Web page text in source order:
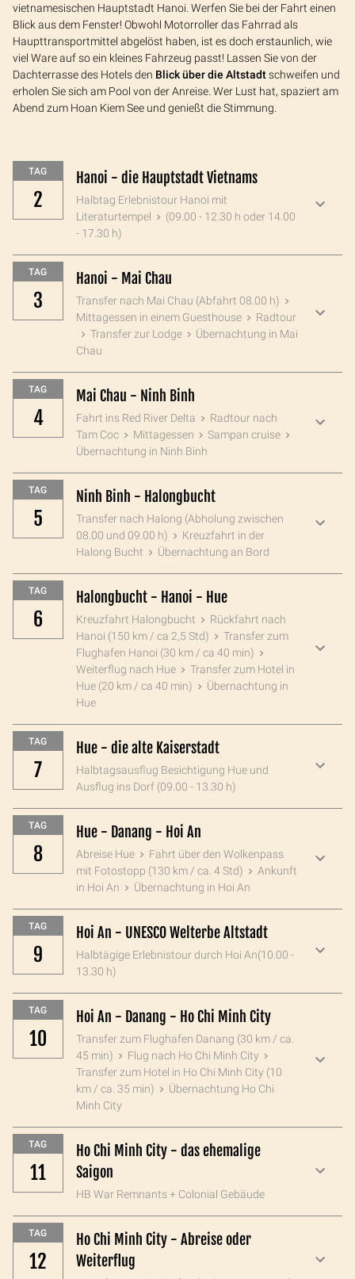
vietnamesischen Hauptstadt Hanoi. Werfen Sie bei der Fahrt einen
Blick aus dem Fenster! Obwohl Motorroller das Fahrrad als
Haupttransportmittel abgelöst haben, ist es doch erstaunlich, wie
viel Ware auf so ein kleines Fahrzeug passt! Lassen Sie von der
Dachterrasse des Hotels den Blick über die Altstadtschweifen und
erholen Sie sich am Pool von der Anreise. Wer Lust hat, spaziert am
Abend zum Hoan Kiem See und genießt die Stimmung.
TAG
2
Hanoi - die Hauptstadt Vietnams
Halbtag Erlebnistour Hanoi mit
Literaturtempel
(09.00 - 12.30 h oder 14.00
- 17.30 h)
TAG
3
Hanoi - Mai Chau
Transfer nach Mai Chau (Abfahrt 08.00 h)
Mittagessen in einem Guesthouse
Radtour
Transfer zur Lodge
Übernachtung in Mai
Chau
TAG
4
Mai Chau - Ninh Binh
Fahrt ins Red River Delta
Radtour nach
Tam Coc
Mittagessen
Sampan cruise
Übernachtung in Ninh Binh
TAG
5
Ninh Binh - Halongbucht
Transfer nach Halong (Abholung zwischen
08.00 und 09.00 h)
Kreuzfahrt in der
Halong Bucht
Übernachtung an Bord
TAG
6
Halongbucht - Hanoi - Hue
Kreuzfahrt Halongbucht
Rückfahrt nach
Hanoi (150 km / ca 2,5 Std)
Transfer zum
Flughafen Hanoi (30 km / ca 40 min)
Weiterflug nach Hue
Transfer zum Hotel in
Hue (20 km / ca 40 min)
Übernachtung in
Hue
TAG
7
Hue - die alte Kaiserstadt
Halbtagsausflug Besichtigung Hue und
Ausflug ins Dorf (09.00 - 13.30 h)
TAG
8
Hue - Danang - Hoi An
Abreise Hue
Fahrt über den Wolkenpass
mit Fotostopp (130 km / ca. 4 Std)
Ankunft
in Hoi An
Übernachtung in Hoi An
TAG
9
Hoi An - UNESCO Welterbe Altstadt
Halbtägige Erlebnistour durch Hoi An(10.00 -
13.30 h)
TAG
10
Hoi An - Danang - Ho Chi Minh City
Transfer zum Flughafen Danang (30 km / ca.
45 min)
Flug nach Ho Chi Minh City
Transfer zum Hotel in Ho Chi Minh City (10
km / ca. 35 min)
Übernachtung Ho Chi
Minh City
TAG
11
Ho Chi Minh City - das ehemalige
Saigon
HB War Remnants + Colonial Gebäude
TAG
12
Ho Chi Minh City - Abreise oder
Weiterflug